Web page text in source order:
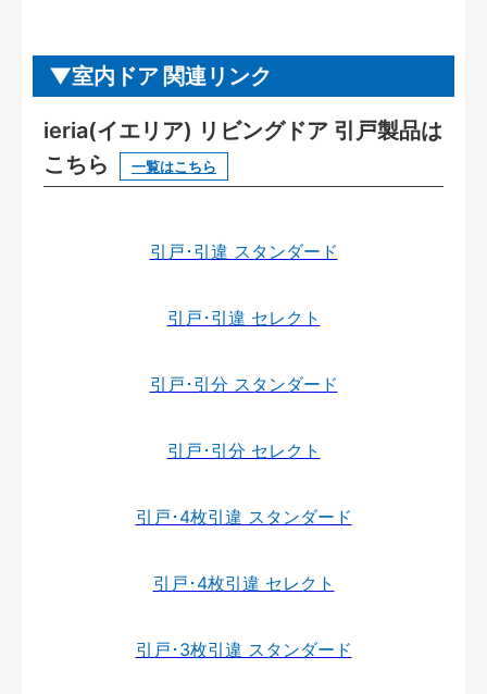
室内ドア 関連リンク
ieria(イエリア) リビングドア 引戸製品は
こちら
一覧はこちら
引戸･引違 スタンダード
引戸･引違 セレクト
引戸･引分 スタンダード
引戸･引分 セレクト
引戸･4枚引違 スタンダード
引戸･4枚引違 セレクト
引戸･3枚引違 スタンダード